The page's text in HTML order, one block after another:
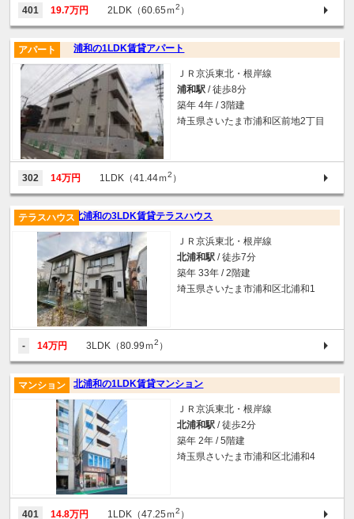
401 19.7万円 2LDK（60.65ｍ2 ）
浦和の1LDK賃貸アパート
アパート
ＪＲ京浜東北・根岸線
浦和駅 / 徒歩8分
築年 4年 / 3階建
埼玉県さいたま市浦和区前地2丁目
302 14万円 1LDK（41.44ｍ2 ）
北浦和の3LDK賃貸テラスハウス
テラスハウス
ＪＲ京浜東北・根岸線
北浦和駅 / 徒歩7分
築年 33年 / 2階建
埼玉県さいたま市浦和区北浦和1
- 14万円 3LDK（80.99ｍ2 ）
北浦和の1LDK賃貸マンション
マンション
ＪＲ京浜東北・根岸線
北浦和駅 / 徒歩2分
築年 2年 / 5階建
埼玉県さいたま市浦和区北浦和4
401 14.8万円 1LDK（47.25ｍ2 ）